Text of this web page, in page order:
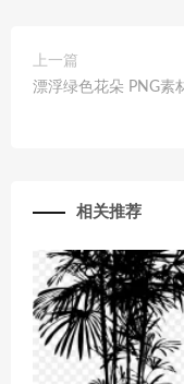
上一篇
漂浮绿色花朵 PNG素
相关推荐